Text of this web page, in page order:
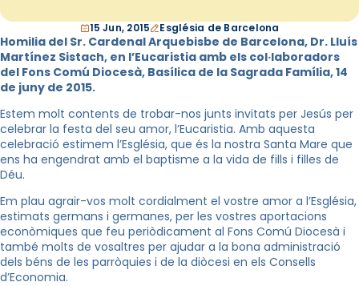
15 Jun, 2015 Església de Barcelona
Homilia del Sr. Cardenal Arquebisbe de Barcelona, Dr. Lluís
Martínez Sistach, en l’Eucaristia amb els col·laboradors
del Fons Comú Diocesà, Basílica de la Sagrada Família, 14
de juny de 2015.
Estem molt contents de trobar-nos junts invitats per Jesús per
celebrar la festa del seu amor, l’Eucaristia. Amb aquesta
celebració estimem l’Església, que és la nostra Santa Mare que
ens ha engendrat amb el baptisme a la vida de fills i filles de
Déu.
Em plau agrair-vos molt cordialment el vostre amor a l’Església,
estimats germans i germanes, per les vostres aportacions
econòmiques que feu periòdicament al Fons Comú Diocesà i
també molts de vosaltres per ajudar a la bona administració
dels béns de les parròquies i de la diòcesi en els Consells
d’Economia.